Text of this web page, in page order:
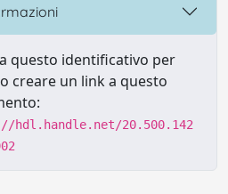
questo identificativo per
creare un link a questo
hdl.handle.net/20.500.142